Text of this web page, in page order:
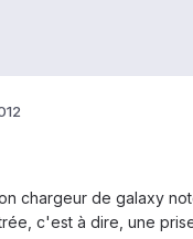
chargeur de galaxy
c'est à dire, une